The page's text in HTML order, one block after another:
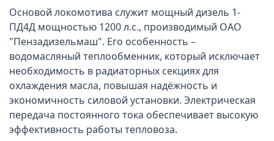
Основой локомотива служит мощный дизель 1-
ПД4Д мощностью 1200 л.с., производимый ОАО
"Пензадизельмаш". Его особенность –
водомасляный теплообменник, который исключает
необходимость в радиаторных секциях для
охлаждения масла, повышая надёжность и
экономичность силовой установки. Электрическая
передача постоянного тока обеспечивает высокую
эффективность работы тепловоза.